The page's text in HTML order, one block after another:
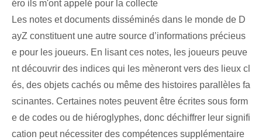
éro ils m'ont appelé pour la collecte
Les notes et documents disséminés dans le monde de D
ayZ constituent une autre source d’informations précieus
e pour les joueurs. En lisant ces notes, les joueurs peuve
nt découvrir des indices qui les mèneront vers des lieux cl
és, des objets cachés ou même des histoires parallèles fa
scinantes. Certaines notes peuvent être écrites sous form
e de codes ou de hiéroglyphes, donc déchiffrer leur signifi
cation peut nécessiter des compétences supplémentaire